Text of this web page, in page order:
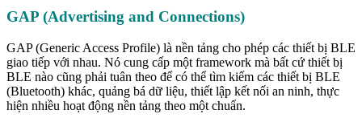
GAP (Advertising and Connections)
GAP (Generic Access Profile) là nền tảng cho phép các thiết bị BLE
giao tiếp với nhau. Nó cung cấp một framework mà bất cứ thiết bị
BLE nào cũng phải tuân theo để có thể tìm kiếm các thiết bị BLE
(Bluetooth) khác, quảng bá dữ liệu, thiết lập kết nối an ninh, thực
hiện nhiều hoạt động nền tảng theo một chuẩn.